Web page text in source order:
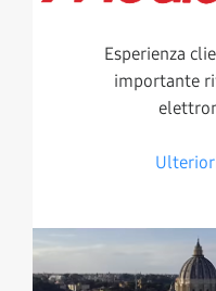
Esperienza
importante